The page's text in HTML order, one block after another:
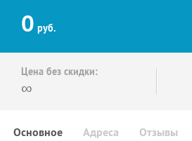
0 руб.
Цена без скидки:
∞
Основное Отзывы
Адреса